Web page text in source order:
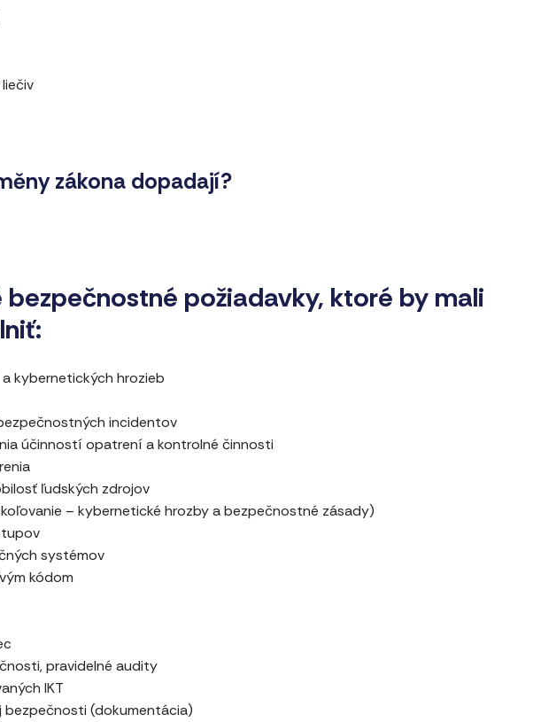
zákona dopadají?
bezpečnostné požiadavky, ktoré by mali
kybernetických hrozieb
incidentov
účinností opatrení a kontrolné činnosti
ľudských zdrojov
– kybernetické hrozby a bezpečnostné zásady)
systémov
kódom
pravidelné audity
IKT
bezpečnosti (dokumentácia)